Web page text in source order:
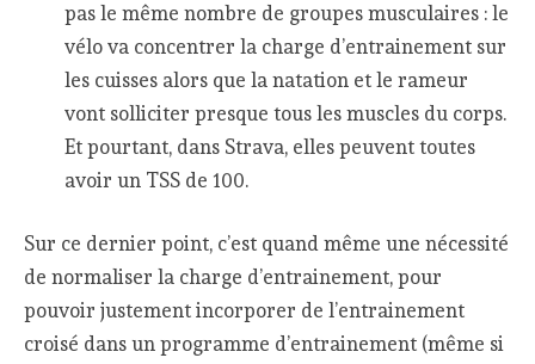
pas le même nombre de groupes musculaires : le
vélo va concentrer la charge d’entrainement sur
les cuisses alors que la natation et le rameur
vont solliciter presque tous les muscles du corps.
Et pourtant, dans Strava, elles peuvent toutes
avoir un TSS de 100.
Sur ce dernier point, c’est quand même une nécessité
de normaliser la charge d’entrainement, pour
pouvoir justement incorporer de l’entrainement
croisé dans un programme d’entrainement (même si